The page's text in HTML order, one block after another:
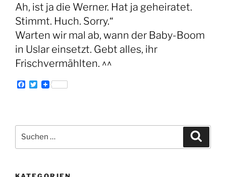
Ah, ist ja die Werner. Hat ja geheiratet.
Stimmt. Huch. Sorry.“
Warten wir mal ab, wann der Baby-Boom
in Uslar einsetzt. Gebt alles, ihr
Frischvermählten. ^^
F
o
o
k
T
e
nach: